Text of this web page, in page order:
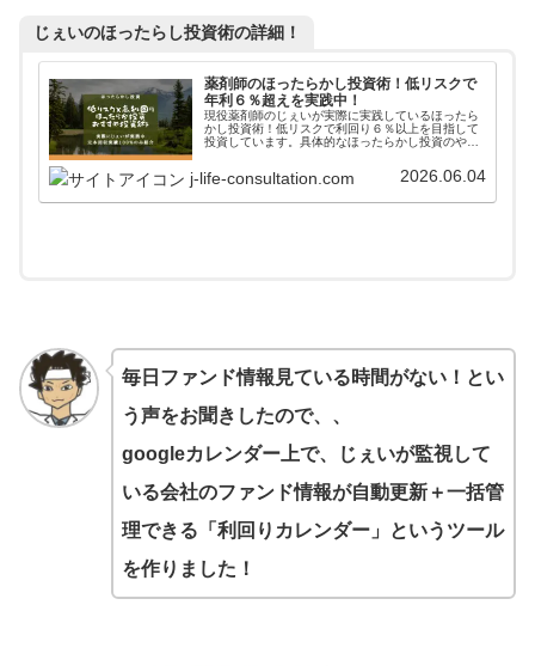
じぇいのほったらし投資術の詳細！
薬剤師のほったらかし投資術！低リスクで
年利６％超えを実践中！
現役薬剤師のじぇいが実際に実践しているほったら
かし投資術！低リスクで利回り６％以上を目指して
投資しています。具体的なほったらかし投資のやり
j-life-consultation.com 2026.06.04
毎日ファンド情報見ている時間がない！とい
う声をお聞きしたので、、
googleカレンダー上で、じぇいが監視して
いる会社のファンド情報が自動更新＋一括管
理できる「利回りカレンダー」というツール
を作りました！